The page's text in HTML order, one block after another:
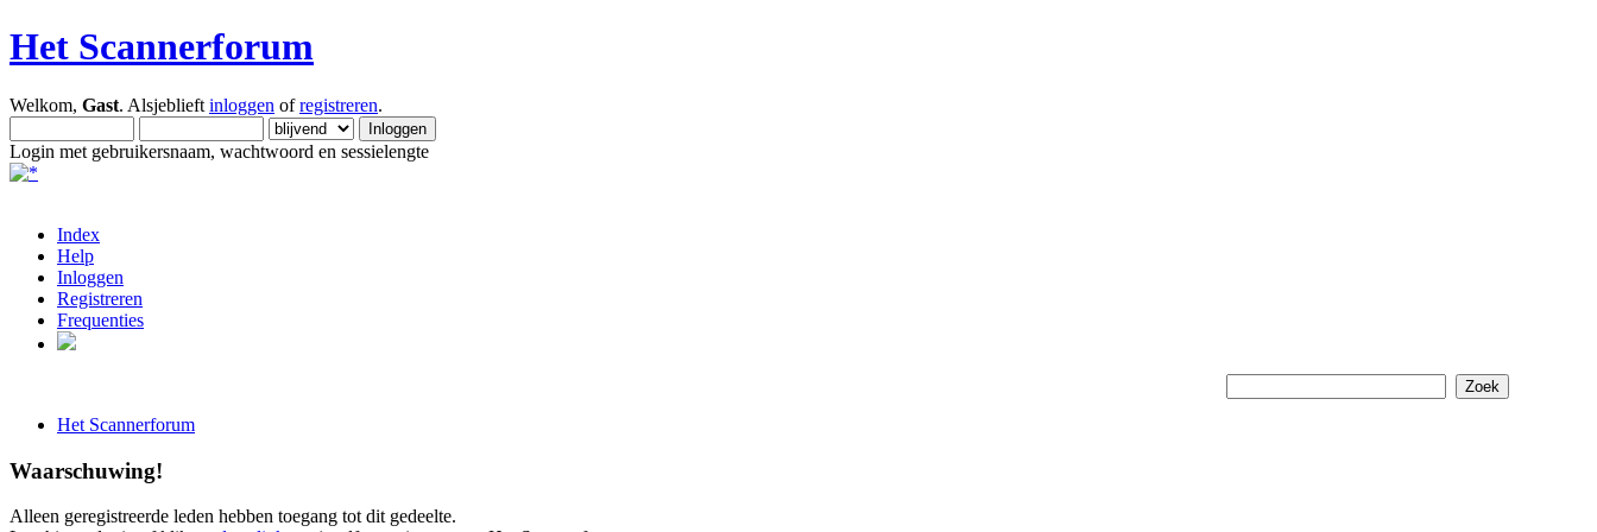
Het Scannerforum
Welkom, Gast. Alsjeblieft inloggen ofregistreren.
Login met gebruikersnaam, wachtwoord en sessielengte
Index
Help
Inloggen
Registreren
Frequenties
Het Scannerforum
Waarschuwing!
Alleen geregistreerde leden hebben toegang tot dit gedeelte.